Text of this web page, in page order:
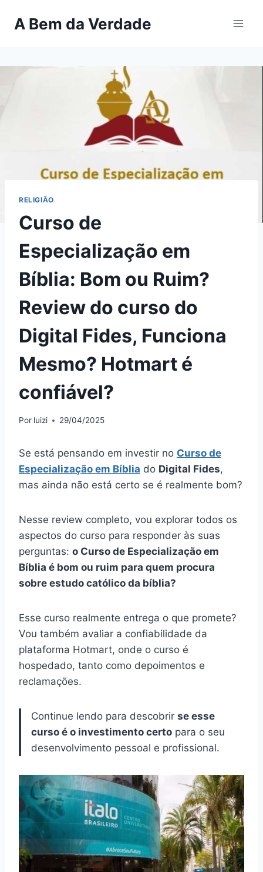
paraA Bem da Verdade
RELIGIÃO
Curso de
Especialização em
Bíblia: Bom ou Ruim?
Review do curso do
Digital Fides, Funciona
Mesmo? Hotmart é
confiável?
Por luizi 29/04/2025
Se está pensando em investir no Curso de
Especialização em Bíblia do Digital Fides,
mas ainda não está certo se é realmente bom?
Nesse review completo, vou explorar todos os
aspectos do curso para responder às suas
perguntas: o Curso de Especialização em
Bíblia é bom ou ruim para quem procura
sobre estudo católico da bíblia?
Esse curso realmente entrega o que promete?
Vou também avaliar a confiabilidade da
plataforma Hotmart, onde o curso é
hospedado, tanto como depoimentos e
reclamações.
Continue lendo para descobrir se esse
curso é o investimento certo para o seu
desenvolvimento pessoal e profissional.